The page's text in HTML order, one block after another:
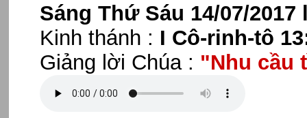
Sáng Thứ Sáu 14/07/2017
Kinh thánh : I Cô-rinh-tô
Giảng lời Chúa : "Nhu cầu